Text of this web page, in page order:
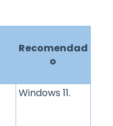
Recomendad
o
Windows 11.